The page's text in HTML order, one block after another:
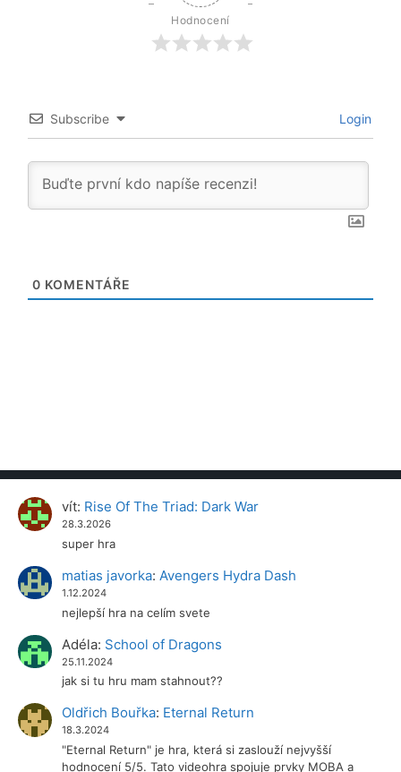
Hodnocení
Subscribe Login
0 KOMENTÁŘE
vít: Rise Of The Triad: Dark War
28.3.2026
super hra
matias javorka: Avengers Hydra Dash
1.12.2024
nejlepší hra na celím svete
Adéla: School of Dragons
25.11.2024
jak si tu hru mam stahnout??
Oldřich Bouřka: Eternal Return
18.3.2024
"Eternal Return" je hra, která si zaslouží nejvyšší
hodnocení 5/5. Tato videohra spojuje prvky MOBA a